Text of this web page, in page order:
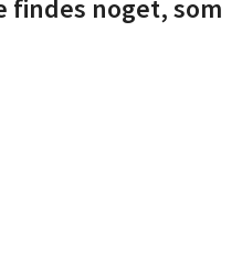
findes noget, som